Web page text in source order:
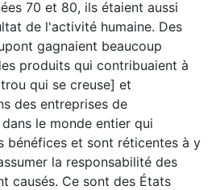
70 et 80, ils étaient aussi
de l'activité humaine. Des
gagnaient beaucoup
produits qui contribuaient à
qui se creuse] et
des entreprises de
le monde entier qui
bénéfices et sont réticentes à y
la responsabilité des
causés. Ce sont des États